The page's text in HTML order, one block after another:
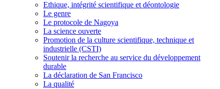
Ethique, intégrité scientifique et déontologie
Le genre
Le protocole de Nagoya
La science ouverte
Promotion de la culture scientifique, technique et
industrielle (CSTI)
Soutenir la recherche au service du développement
durable
La déclaration de San Francisco
La qualité